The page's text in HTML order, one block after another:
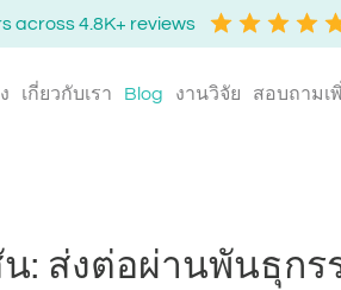
across 4.8K+ reviews
เกี่ยวกับเรา Blog งานวิจัย สอบถามเ
: ส่งต่อผ่านพันธุกร